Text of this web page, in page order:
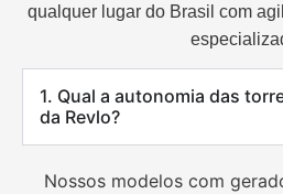
qualquer lugar do Brasil com
1. Qual a autonomia das
da Revlo?
Nossos modelos com